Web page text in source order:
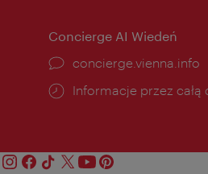
Concierge AI Wiedeń
concierge.vienna.info
Informacje przez całą